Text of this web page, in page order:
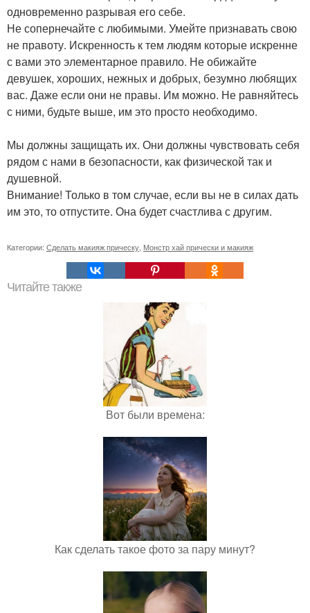
одновременно разрывая его себе.
Не сопернечайте с любимыми. Умейте признавать свою
не правоту. Искренность к тем людям которые искренне
с вами это элементарное правило. Не обижайте
девушек, хороших, нежных и добрых, безумно любящих
вас. Даже если они не правы. Им можно. Не равняйтесь
с ними, будьте выше, им это просто необходимо.
Мы должны защищать их. Они должны чувствовать себя
рядом с нами в безопасности, как физической так и
душевной.
Внимание! Только в том случае, если вы не в силах дать
им это, то отпустите. Она будет счастлива с другим.
Категории: Сделать макияж прическу Монстр хай прически и макияж
Читайте также
Вот были времена:
Как сделать такое фото за пару минут?